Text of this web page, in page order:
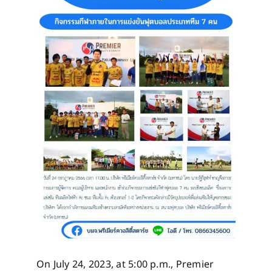
On July 24, 2023, at 5:00 p.m., Premier